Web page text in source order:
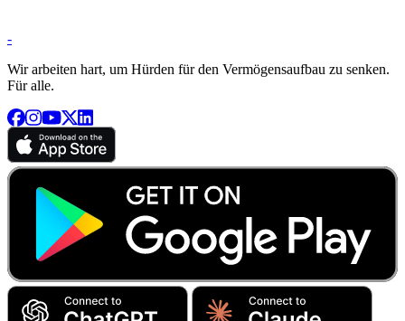
-
Wir arbeiten hart, um Hürden für den Vermögensaufbau zu senken.
Für alle.